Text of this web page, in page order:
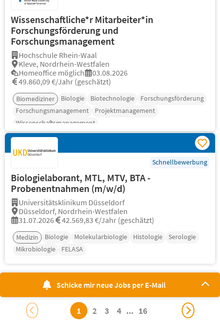
Wissenschaftliche*r Mitarbeiter*in
Forschungsförderung und
Forschungsmanagement
Hochschule Rhein-Waal
Kleve, Nordrhein-Westfalen
Homeoffice möglich
03.08.2026
49.860,09 €/Jahr (geschätzt)
Biomediziner Biologie Biotechnologie
Forschungsförderung
Forschungsmanagement
Projektmanagement
Wissenschaftsmanagement
Schnellbewerbung
Biologielaborant, MTL, MTV, BTA -
Probenentnahmen (m/w/d)
Universitätsklinikum Düsseldorf
Düsseldorf, Nordrhein-Westfalen
31.07.2026
42.569,83 €/Jahr (geschätzt)
Medizin Biologie Molekularbiologie Histologie
Serologie
Mikrobiologie
FELASA
Schicke mir neue Jobs per E-Mail
1 2 3 4 ... 16